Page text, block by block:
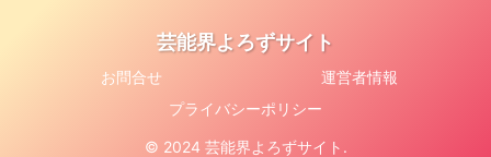
芸能界よろずサイト
お問合せ
運営者情報
プライバシーポリシー
© 2024 芸能界よろずサイト.